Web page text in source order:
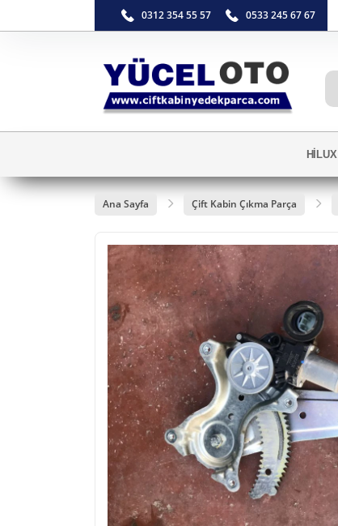
0312 354 55 57 0533 245 67 67
HİLUX
Ana Sayfa Çift Kabin Çıkma Parça